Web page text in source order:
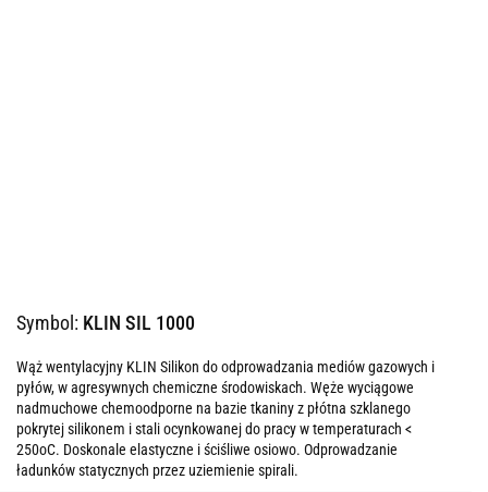
Symbol: KLIN SIL 1000
Wąż wentylacyjny KLIN Silikon do odprowadzania mediów gazowych i
pyłów, w agresywnych chemiczne środowiskach. Węże wyciągowe
nadmuchowe chemoodporne na bazie tkaniny z płótna szklanego
pokrytej silikonem i stali ocynkowanej do pracy w temperaturach <
250oC. Doskonale elastyczne i ściśliwe osiowo. Odprowadzanie
ładunków statycznych przez uziemienie spirali.